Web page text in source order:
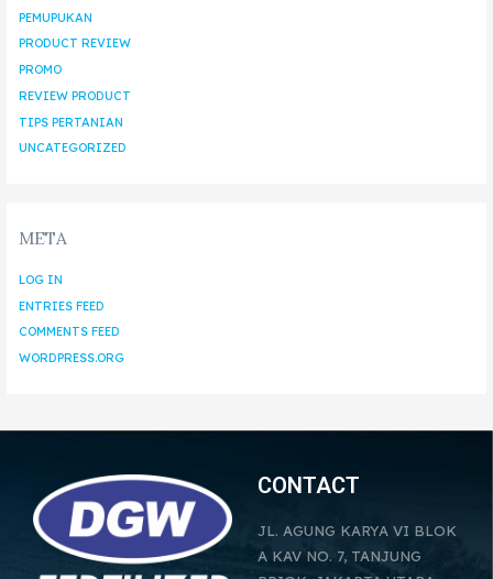
PEMUPUKAN
PRODUCT REVIEW
PROMO
REVIEW PRODUCT
TIPS PERTANIAN
UNCATEGORIZED
META
LOG IN
ENTRIES FEED
COMMENTS FEED
WORDPRESS.ORG
CONTACT
JL. AGUNG KARYA VI BLOK
A KAV NO. 7, TANJUNG